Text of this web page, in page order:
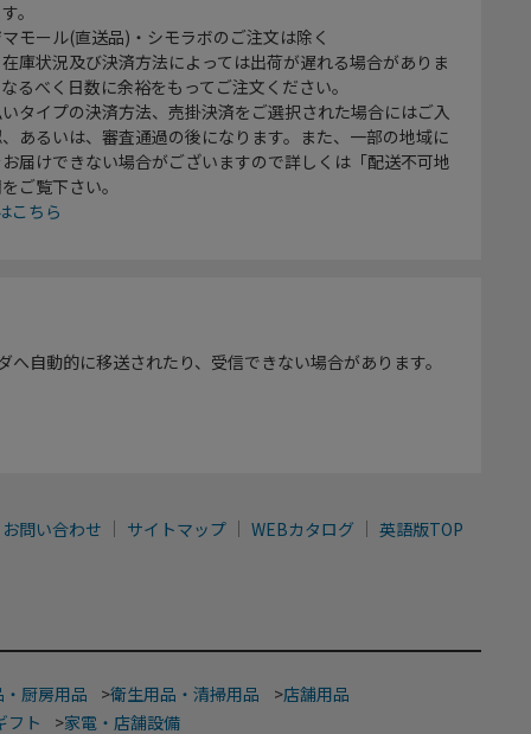
。
モール(直送品)・シモラボのご注文は除く
庫状況及び決済方法によっては出荷が遅れる場合がありま
るべく日数に余裕をもってご注文ください。
タイプの決済方法、売掛決済をご選択された場合にはご入
あるいは、審査通過の後になります。また、一部の地域に
届けできない場合がございますので詳しくは「配送不可地
ご覧下さい。
こちら
自動的に移送されたり、受信できない場合があります。
お問い合わせ サイトマップ WEBカタログ 英語版TOP
厨房用品 >衛生用品・清掃用品 >店舗用品
フト
>家電・店舗設備